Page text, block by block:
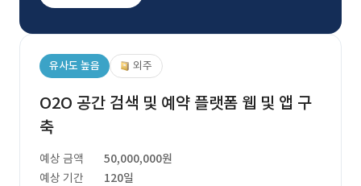
유사도 높음 외주
O2O 공간 검색 및 예약 플랫폼 웹 및 앱 구
축
예상 금액
50,000,000원
예상 기간
120일